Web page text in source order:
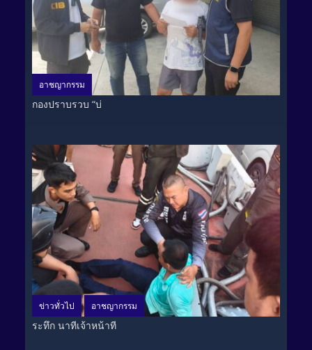
อาชญากรรม
กองปราบรวบ “บ่
ข่าวทั่วไป อาชญากรรม
ระทึก นาทีเจ้าหน้าที